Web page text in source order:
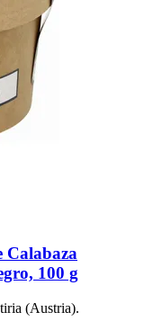
Calabaza
100 g
(Austria).